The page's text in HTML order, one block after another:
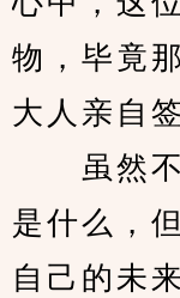
物，毕竟
大人亲自
虽然不
是什么，
自己的未